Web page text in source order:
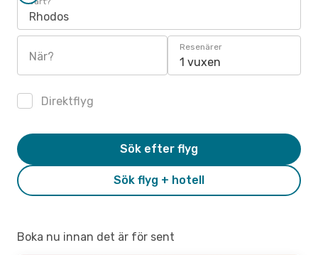
Rhodos
När?
Resenärer
1 vuxen
Direktflyg
Sök flyg + hotell
Sök efter flyg
Boka nu innan det är för sent